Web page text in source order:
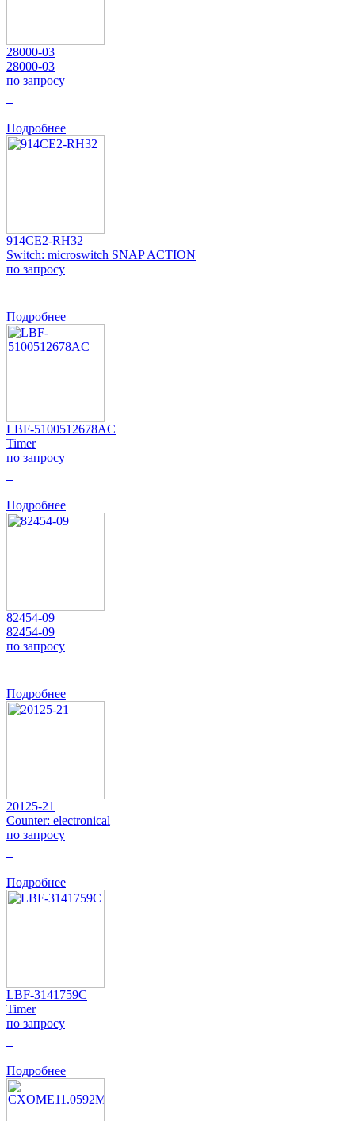
28000-03
28000-03
по запросу
Подробнее
914CE2-RH32
Switch: microswitch SNAP ACTION
по запросу
Подробнее
LBF-5100512678AC
Timer
по запросу
Подробнее
82454-09
82454-09
по запросу
Подробнее
20125-21
Counter: electronical
по запросу
Подробнее
LBF-3141759C
Timer
по запросу
Подробнее